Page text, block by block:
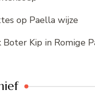
op Paella wijze
Boter Kip in Romige